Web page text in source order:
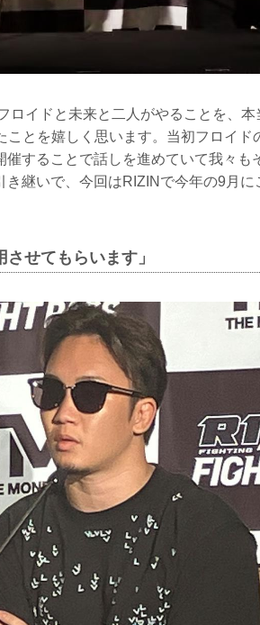
ロイドと未来と二人がやることを、
とを嬉しく思います。当初フロイド
することで話しを進めていて我々も
継いで、今回はRIZINで今年の9月
せてもらいます」